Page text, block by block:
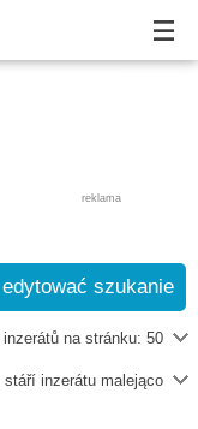
reklama
edytować szukanie
inzerátů na stránku: 50
stáří inzerátu malejąco